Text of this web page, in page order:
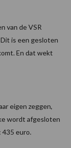
van de VSR
is een gesloten
En dat wekt
eigen zeggen,
wordt afgesloten
euro.